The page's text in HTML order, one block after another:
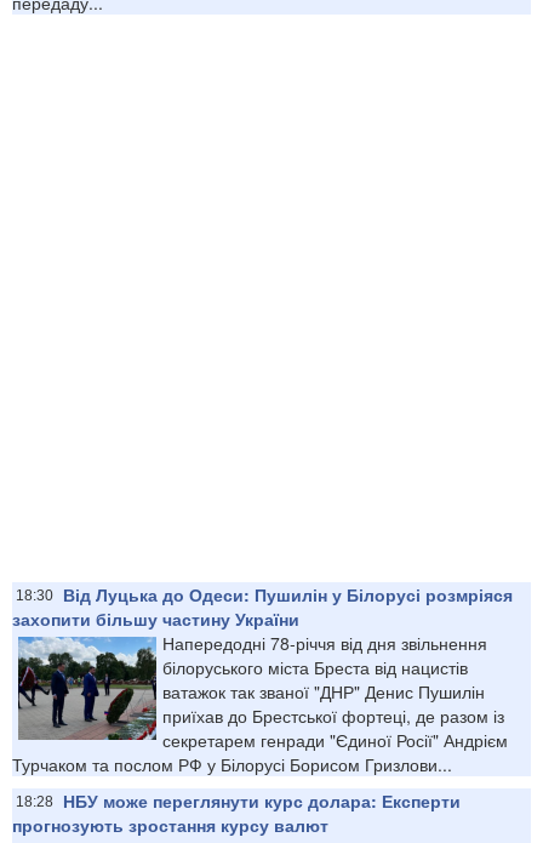
18:30
Від Луцька до Одеси: Пушилін у Білорусі розмріяся
захопити більшу частину України
Напередодні 78-річчя від дня звільнення
білоруського міста Бреста від нацистів
ватажок так званої "ДНР" Денис Пушилін
приїхав до Брестської фортеці, де разом із
секретарем генради "Єдиної Росії" Андрієм
Турчаком та послом РФ у Білорусі Борисом Гризлови...
18:28
НБУ може переглянути курс долара: Експерти
прогнозують зростання курсу валют